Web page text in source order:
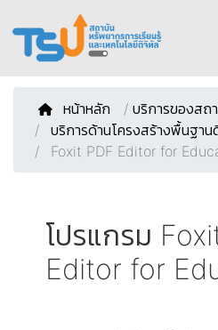
หน้าหลัก / บริการของสถ
บริการด้านโครงสร้างพื้นฐาน
Foxit PDF Editor for
โปรแกรม
Editor for